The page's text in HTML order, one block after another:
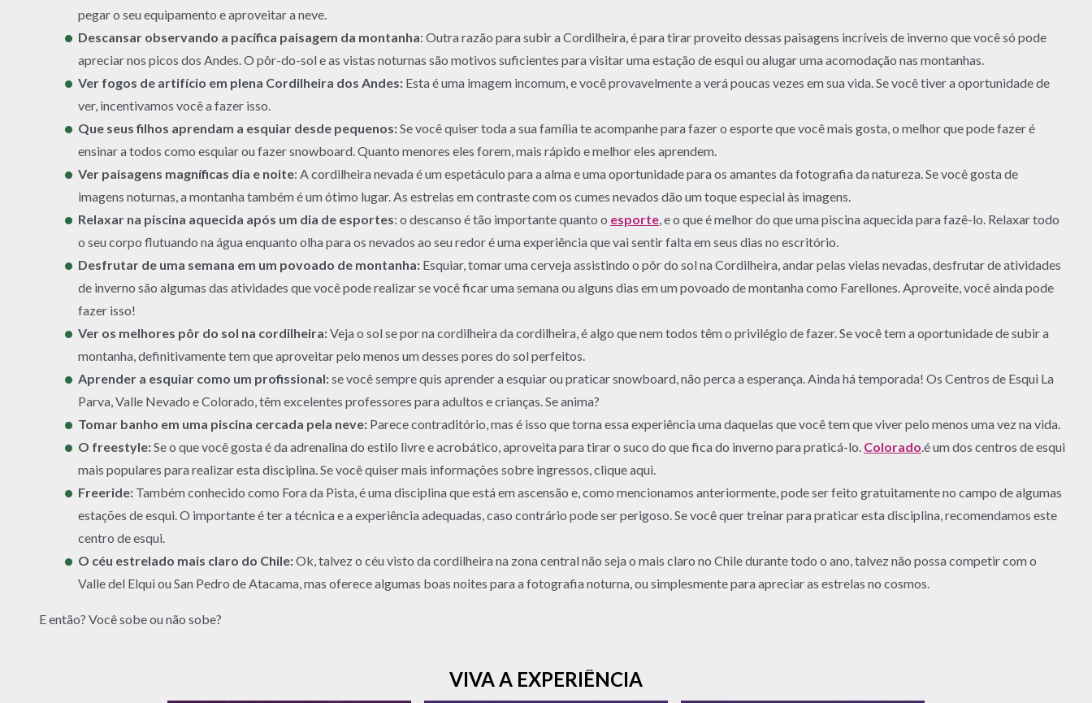
pegar o seu equipamento e aproveitar a neve.
Descansar observando a pacífica paisagem da montanha: Outra razão para subir a Cordilheira, é para tirar proveito dessas paisagens incríveis de inverno que você só pode
apreciar nos picos dos Andes. O pôr-do-sol e as vistas noturnas são motivos suficientes para visitar uma estação de esqui ou alugar uma acomodação nas montanhas.
Ver fogos de artifício em plena Cordilheira dos Andes: Esta é uma imagem incomum, e você provavelmente a verá poucas vezes em sua vida. Se você tiver a oportunidade de
ver, incentivamos você a fazer isso.
Que seus filhos aprendam a esquiar desde pequenos:Se você quiser toda a sua família te acompanhe para fazer o esporte que você mais gosta, o melhor que pode fazer é
ensinar a todos como esquiar ou fazer snowboard. Quanto menores eles forem, mais rápido e melhor eles aprendem.
Ver paisagens magníficas dia e noite: A cordilheira nevada é um espetáculo para a alma e uma oportunidade para os amantes da fotografia da natureza. Se você gosta de
imagens noturnas, a montanha também é um ótimo lugar. As estrelas em contraste com os cumes nevados dão um toque especial às imagens.
Relaxar na piscina aquecida após um dia de esportes: o descanso é tão importante quanto o esporte , e o que é melhor do que uma piscina aquecida para fazê-lo. Relaxar todo
o seu corpo flutuando na água enquanto olha para os nevados ao seu redor é uma experiência que vai sentir falta em seus dias no escritório.
Desfrutar de uma semana em um povoado de montanha: Esquiar, tomar uma cerveja assistindo o pôr do sol na Cordilheira, andar pelas vielas nevadas, desfrutar de atividades
de inverno são algumas das atividades que você pode realizar se você ficar uma semana ou alguns dias em um povoado de montanha como Farellones. Aproveite, você ainda pode
fazer isso!
Ver os melhores pôr do sol na cordilheira:Veja o sol se por na cordilheira da cordilheira, é algo que nem todos têm o privilégio de fazer. Se você tem a oportunidade de subir a
montanha, definitivamente tem que aproveitar pelo menos um desses pores do sol perfeitos.
Aprender a esquiar como um profissional:se você sempre quis aprender a esquiar ou praticar snowboard, não perca a esperança. Ainda há temporada! Os Centros de Esqui La
Parva, Valle Nevado e Colorado, têm excelentes professores para adultos e crianças. Se anima?
Tomar banho em uma piscina cercada pela neve: Parece contraditório, mas é isso que torna essa experiência uma daquelas que você tem que viver pelo menos uma vez na vida.
O freestyle:Se o que você gosta é da adrenalina do estilo livre e acrobático, aproveita para tirar o suco do que fica do inverno para praticá-lo. Colorado .é um dos centros de esqui
mais populares para realizar esta disciplina. Se você quiser mais informações sobre ingressos, clique aqui.
Freeride: Também conhecido como Fora da Pista, é uma disciplina que está em ascensão e, como mencionamos anteriormente, pode ser feito gratuitamente no campo de algumas
estações de esqui. O importante é ter a técnica e a experiência adequadas, caso contrário pode ser perigoso. Se você quer treinar para praticar esta disciplina, recomendamos este
centro de esqui.
O céu estrelado mais claro do Chile:Ok, talvez o céu visto da cordilheira na zona central não seja o mais claro no Chile durante todo o ano, talvez não possa competir com o
Valle del Elqui ou San Pedro de Atacama, mas oferece algumas boas noites para a fotografia noturna, ou simplesmente para apreciar as estrelas no cosmos.
E então? Você sobe ou não sobe?
VIVA A EXPERIÊNCIA